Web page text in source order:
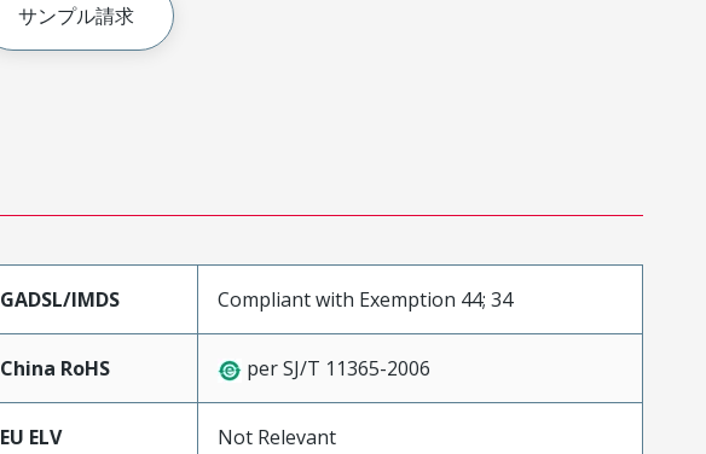
サンプル請求
GADSL/IMDS Compliant with Exemption 44; 34
China RoHS per SJ/T 11365-2006
EU ELV Not Relevant